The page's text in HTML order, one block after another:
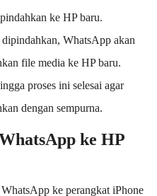
ke HP baru.
dipindahkan, WhatsApp akan
file media ke HP baru.
proses ini selesai agar
dengan sempurna.
ke HP
ke perangkat iPhone